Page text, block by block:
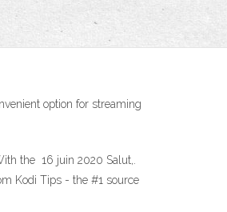
option for streaming
the 16 juin 2020 Salut,.
Kodi Tips - the #1 source